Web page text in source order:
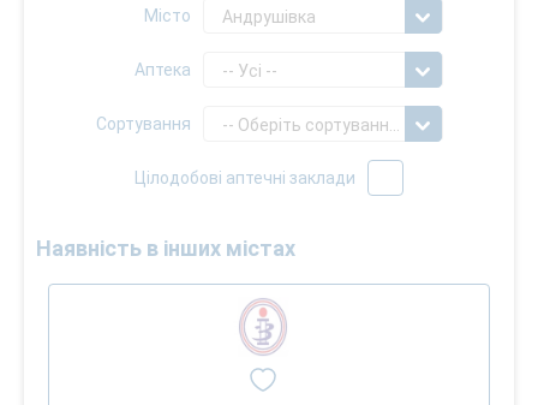
Місто Андрушівка
Аптека -- Усі --
Сортування
Цілодобові аптечні заклади
Наявність в інших містах